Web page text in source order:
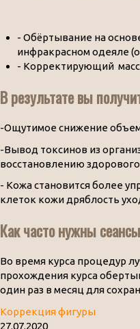
- Обёртывание на
инфракрасном одеяле
- Корректирующий
В результате вы
-Ощутимое снижение
-Вывод токсинов из
восстановлению
- Кожа становится более
клеток кожи дряблость
Как часто нужны
Во время курса процедур
прохождения курса
один раз в месяц для
Коррекция фигуры
27.07.2020